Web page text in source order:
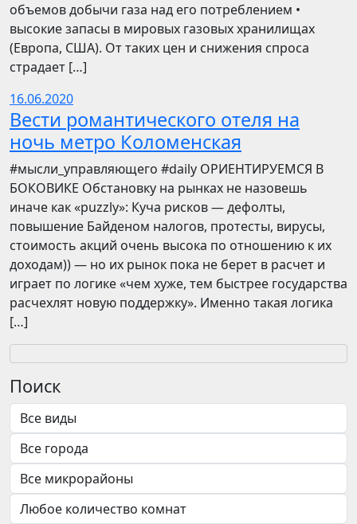
объемов добычи газа над его потреблением •
высокие запасы в мировых газовых хранилищах
(Европа, США). От таких цен и снижения спроса
страдает […]
16.06.2020
Вести романтического отеля на
ночь метро Коломенская
​​#мысли_управляющего #daily ОРИЕНТИРУЕМСЯ В
БОКОВИКЕ Обстановку на рынках не назовешь
иначе как «puzzly»: Куча рисков — дефолты,
повышение Байденом налогов, протесты, вирусы,
стоимость акций очень высока по отношению к их
доходам)) — но их рынок пока не берет в расчет и
играет по логике «чем хуже, тем быстрее государства
расчехлят новую поддержку». Именно такая логика
[…]
Поиск